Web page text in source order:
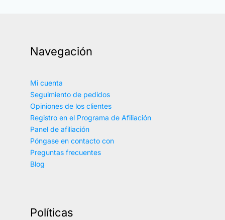
Navegación
Mi cuenta
Seguimiento de pedidos
Opiniones de los clientes
Registro en el Programa de Afiliación
Panel de afiliación
Póngase en contacto con
Preguntas frecuentes
Blog
Políticas